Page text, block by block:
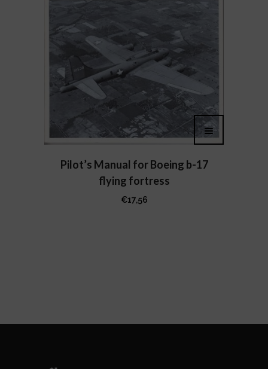
Pilot’s Manual for Boeing b-17
flying fortress
€17,56